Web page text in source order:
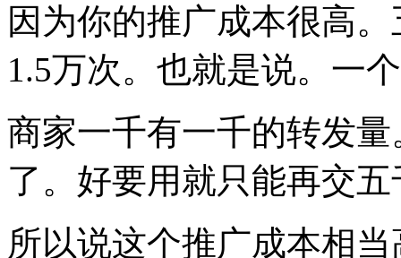
因为你的推广成本很高
1.5万次。也就是说。一个
商家一千有一千的转发
了。好要用就只能再交五
所以说这个推广成本相